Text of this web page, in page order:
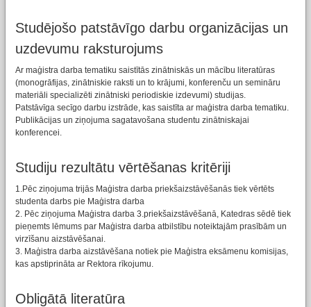
Studējošo patstāvīgo darbu organizācijas un
uzdevumu raksturojums
Ar maģistra darba tematiku saistītās zinātniskās un mācību literatūras
(monogrāfijas, zinātniskie raksti un to krājumi, konferenču un semināru
materiāli specializēti zinātniski periodiskie izdevumi) studijas.
Patstāvīga secīgo darbu izstrāde, kas saistīta ar maģistra darba tematiku.
Publikācijas un ziņojuma sagatavošana studentu zinātniskajai
konferencei.
Studiju rezultātu vērtēšanas kritēriji
1.Pēc ziņojuma trijās Maģistra darba priekšaizstāvēšanās tiek vērtēts
studenta darbs pie Maģistra darba
2. Pēc ziņojuma Maģistra darba 3.priekšaizstāvēšanā, Katedras sēdē tiek
pieņemts lēmums par Maģistra darba atbilstību noteiktajām prasībām un
virzīšanu aizstāvēšanai.
3. Maģistra darba aizstāvēšana notiek pie Maģistra eksāmenu komisijas,
kas apstiprināta ar Rektora rīkojumu.
Obligātā literatūra